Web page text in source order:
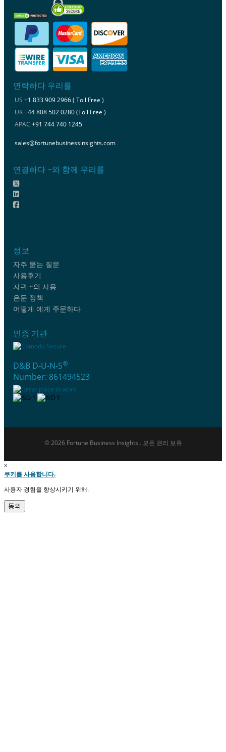
연락하다 우리를
US +1 833 909 2966 ( Toll Free )
UK+44 808 502 0280 (Toll Free )
APAC +91 744 740 1245
sales@fortunebusinessinsights.com
연결하다 ~와 함께 우리를
정보
자주 묻는 질문
사용후기
자귀 ~의 사용
은둔 정책
어떻게 에게 주문하다
인증 기관
D&B D-U-N-S®
Number: 861494523
© 2026 Fortune Business Insights . 모든 권리 보유
×
쿠키를 사용합니다.
사용자 경험을 향상시키기 위해.
동의